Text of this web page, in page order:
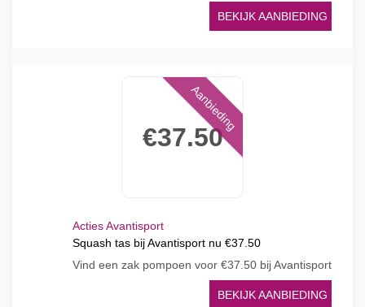
BEKIJK AANBIEDING
€37.50
Aanbieding
Acties Avantisport
Squash tas bij Avantisport nu €37.50
Vind een zak pompoen voor €37.50 bij Avantisport
BEKIJK AANBIEDING